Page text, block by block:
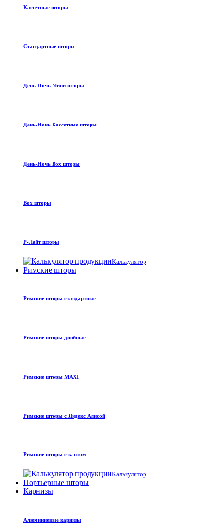
Кассетные шторы
Стандартные шторы
День-Ночь Мини шторы
День-Ночь Кассетные шторы
День-Ночь Box шторы
Box шторы
Р-Лайт шторы
Калькулятор
Римские шторы
Римские шторы стандартные
Римские шторы двойные
Римские шторы MAXI
Римские шторы с Яндекс Алисой
Римские шторы с кантом
Калькулятор
Портьерные шторы
Карнизы
Алюминиевые карнизы